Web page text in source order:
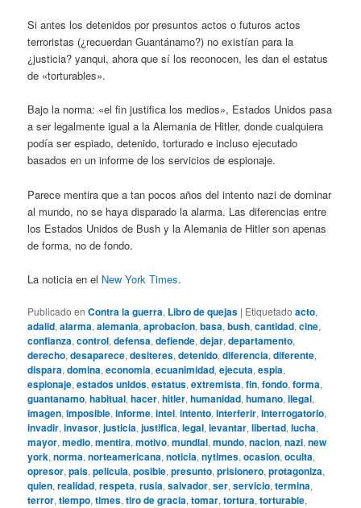
Si antes los detenidos por presuntos actos o futuros actos
terroristas (¿recuerdan Guantánamo?) no existían para la
¿justicia? yanqui, ahora que sí los reconocen, les dan el estatus
de «torturables».
Bajo la norma: «el fin justifica los medios», Estados Unidos pasa
a ser legalmente igual a la Alemania de Hitler, donde cualquiera
podía ser espiado, detenido, torturado e incluso ejecutado
basados en un informe de los servicios de espionaje.
Parece mentira que a tan pocos años del intento nazi de dominar
al mundo, no se haya disparado la alarma. Las diferencias entre
los Estados Unidos de Bush y la Alemania de Hitler son apenas
de forma, no de fondo.
La noticia en el New York Times.
Publicado en Contra la guerra, Libro de quejas | Etiquetado acto,
adalid,alarma,alemania,aprobacion,basa,bush,cantidad,cine,
confianza,control,defensa,defiende,dejar,departamento,
derecho,desaparece,desiteres,detenido,diferencia,diferente,
dispara,domina,economia,ecuanimidad,ejecuta,espia,
espionaje,estados unidos,estatus,extremista,fin,fondo,forma,
guantanamo,habitual,hacer,hitler,humanidad,humano,ilegal,
imagen,imposible,informe,intel,intento,interferir,interrogatorio,
invadir,invasor,justicia,justifica,legal,levantar,libertad,lucha,
mayor,medio,mentira,motivo,mundial,mundo,nacion,nazi,new
york,norma,norteamericana,noticia,nytimes,ocasion,oculta,
opresor,pais,pelicula,posible,presunto,prisionero,protagoniza,
quien,realidad,respeta,rusia,salvador,ser,servicio,termina,
terror,tiempo,times,tiro de gracia,tomar,tortura,torturable,